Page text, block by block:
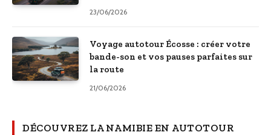
23/06/2026
Voyage autotour Écosse : créer votre
bande-son et vos pauses parfaites sur
la route
21/06/2026
DÉCOUVREZ LA NAMIBIE EN AUTOTOUR